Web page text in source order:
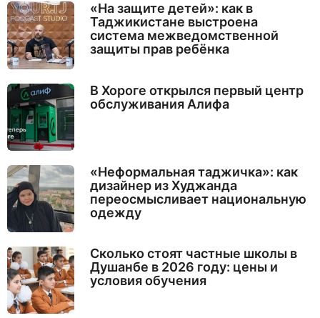
«На защите детей»: как в
Таджикистане выстроена
система межведомственной
защиты прав ребёнка
В Хороге открылся первый центр
обслуживания Алифа
«Неформальная таджичка»: как
дизайнер из Худжанда
переосмысливает национальную
одежду
Сколько стоят частные школы в
Душанбе в 2026 году: цены и
условия обучения